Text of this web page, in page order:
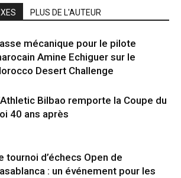
PLUS DE L'AUTEUR
mécanique pour le pilote
Amine Echiguer sur le
Desert Challenge
Bilbao remporte la Coupe du
40 ans après
tournoi d’échecs Open de
: un événement pour les